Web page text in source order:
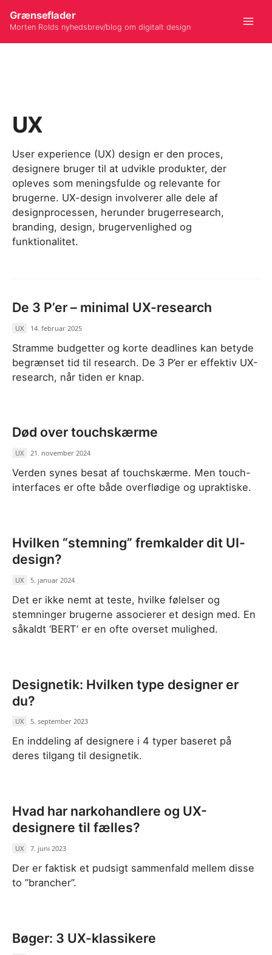
Grænseflader
Morten Rolds nyhedsbrev/blog om digitalt design
UX
User experience (UX) design er den proces,
designere bruger til at udvikle produkter, der
opleves som meningsfulde og relevante for
brugerne. UX-design involverer alle dele af
designprocessen, herunder brugerresearch,
branding, design, brugervenlighed og
funktionalitet.
De 3 P’er – minimal UX-research
UX /14. februar 2025
Stramme budgetter og korte deadlines kan betyde
begrænset tid til research. De 3 P’er er effektiv UX-
research, når tiden er knap.
Død over touchskærme
UX /21. november 2024
Verden synes besat af touchskærme. Men touch-
interfaces er ofte både overflødige og upraktiske.
Hvilken “stemning” fremkalder dit UI-
design?
UX /5. januar 2024
Det er ikke nemt at teste, hvilke følelser og
stemninger brugerne associerer et design med. En
såkaldt ‘BERT’ er en ofte overset mulighed.
Designetik: Hvilken type designer er
du?
UX /5. september 2023
En inddeling af designere i 4 typer baseret på
deres tilgang til designetik.
Hvad har narkohandlere og UX-
designere til fælles?
UX /7. juni 2023
Der er faktisk et pudsigt sammenfald mellem disse
to ”brancher”.
Bøger: 3 UX-klassikere